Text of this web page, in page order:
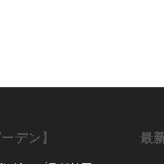
デン】 最